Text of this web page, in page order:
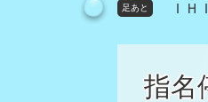
足あと ＩＨ
指名